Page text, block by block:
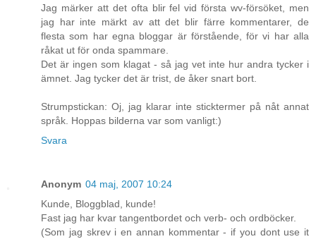
Jag märker att det ofta blir fel vid första wv-försöket, men
jag har inte märkt av att det blir färre kommentarer, de
flesta som har egna bloggar är förstående, för vi har alla
råkat ut för onda spammare.
Det är ingen som klagat - så jag vet inte hur andra tycker i
ämnet. Jag tycker det är trist, de åker snart bort.
Strumpstickan: Oj, jag klarar inte sticktermer på nåt annat
språk. Hoppas bilderna var som vanligt:)
Svara
Anonym 04 maj, 2007 10:24
Kunde, Bloggblad, kunde!
Fast jag har kvar tangentbordet och verb- och ordböcker.
(Som jag skrev i en annan kommentar - if you dont use it